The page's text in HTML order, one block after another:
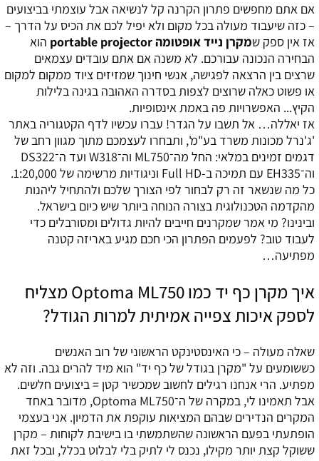
אם אתם מחפשים פתרון הקרנה קל לנשיאה אבל עוצמתי בביצועים
– כזה שיעבוד מעולה בכל מקום ולא יפיל לכם את הכיס על הדרך –
אז אין ספק שמקרן נייד אופטומה portable projector
הוא
הבחירה הנכונה עבורכם. לא משנה אם אתם עובדים עצמאים
שרצים בין הרצאה לפגישה, אנשי חינוך שמזיזים ציוד ממקום למקום
או פשוט כאלה שרוצים לצפות בסדרה האהובה בגינה בלילות
הקיץ... האפשרויות פה באמת אינסופיות.
אז יאללה… אל תשבו על הגדר! עברו עכשיו לדף הקטגוריה באתר
'ג'נרל מכונות משרד בע"מ', ותבחרו לעצמכם מתוך מגוון רחב של
דגמים זמינים במלאי: החל מה־ML750 וה־W318 ועד ה־DS322
וה־EH335 עם תמיכה ב-Full HD וניגודיות מרשימה של 1:20,000.
כל מה שנשאר זה רק לבחור לפי הצורך שלכם ולהתחיל ליהנות
מהקדמה הטכנולוגית בצורה הנוחה ביותר שיש כיום בישראל.
ובינינו? מי אמר שמקרנים חייבים להיות גדולים ומסורבלים כדי
לעבוד טוב? לפעמים הפתרון הכי חכם מגיע באריזה קטנה
מפתיעה…
איך מקרן כף יד כמו Optoma ML750 מצליח
לספק איכות צפייה אמיתית למרות הגודל?
שאלה מעולה – כי האינסטינקט הראשוני של רוב האנשים
כששומעים על "מקרן בגודל של כף יד" הוא מיד להרים גבה. וזה לא
מפתיע. הרי אנחנו רגילים לחשוב שמכשיר קטן = ביצועים חלשים.
אבל תאמינו לי, במקרה של ה־Optoma ML750, מדובר באחד
המקרים הנדירים שבהם המציאות עוקפת את הדמיון. אני בעצמי
הופתעתי בפעם הראשונה שהשתמשתי בו בישיבת לקוחות – מקרן
ששוקל קצת יותר מקילו, נכנס לי לתיק בלי לבלוט בכלל, ובכל זאת